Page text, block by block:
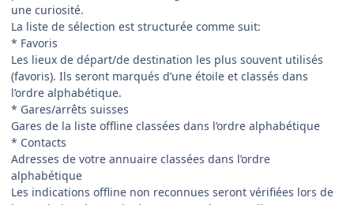
une curiosité.
La liste de sélection est structurée comme suit:
* Favoris
Les lieux de départ/de destination les plus souvent utilisés
(favoris). Ils seront marqués d’une étoile et classés dans
l’ordre alphabétique.
* Gares/arrêts suisses
Gares de la liste offline classées dans l’ordre alphabétique
* Contacts
Adresses de votre annuaire classées dans l’ordre
alphabétique
Les indications offline non reconnues seront vérifiées lors de